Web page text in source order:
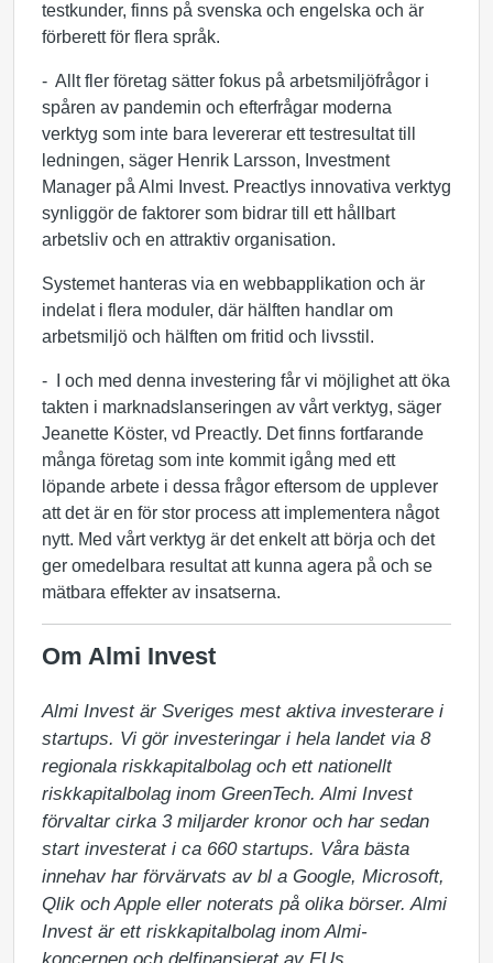
testkunder, finns på svenska och engelska och är
förberett för flera språk.
- Allt fler företag sätter fokus på arbetsmiljöfrågor i
spåren av pandemin och efterfrågar moderna
verktyg som inte bara levererar ett testresultat till
ledningen, säger Henrik Larsson, Investment
Manager på Almi Invest. Preactlys innovativa verktyg
synliggör de faktorer som bidrar till ett hållbart
arbetsliv och en attraktiv organisation.
Systemet hanteras via en webbapplikation och är
indelat i flera moduler, där hälften handlar om
arbetsmiljö och hälften om fritid och livsstil.
- I och med denna investering får vi möjlighet att öka
takten i marknadslanseringen av vårt verktyg, säger
Jeanette Köster, vd Preactly. Det finns fortfarande
många företag som inte kommit igång med ett
löpande arbete i dessa frågor eftersom de upplever
att det är en för stor process att implementera något
nytt. Med vårt verktyg är det enkelt att börja och det
ger omedelbara resultat att kunna agera på och se
mätbara effekter av insatserna.
Om Almi Invest
Almi Invest är Sveriges mest aktiva investerare i
startups. Vi gör investeringar i hela landet via 8
regionala riskkapitalbolag och ett nationellt
riskkapitalbolag inom GreenTech. Almi Invest
förvaltar cirka 3 miljarder kronor och har sedan
start investerat i ca 660 startups. Våra bästa
innehav har förvärvats av bl a Google, Microsoft,
Qlik och Apple eller noterats på olika börser. Almi
Invest är ett riskkapitalbolag inom Almi-